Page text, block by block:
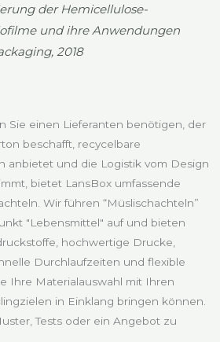
der Hemicellulose-
und ihre Anwendungen
2018
Sie einen Lieferanten benötigen, der
beschafft, recycelbare
anbietet und die Logistik vom Design
bietet LansBox umfassende
Wir führen “Müslischachteln”
"Lebensmittel" auf und bieten
hochwertige Drucke,
Durchlaufzeiten und flexible
Ihre Materialauswahl mit Ihren
in Einklang bringen können.
Tests oder ein Angebot zu